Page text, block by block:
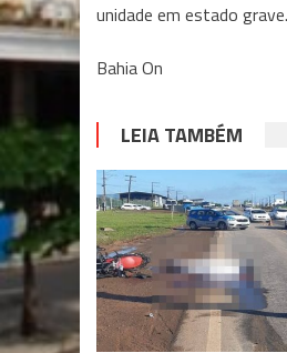
unidade em estado
Bahia On
LEIA TAMBÉM